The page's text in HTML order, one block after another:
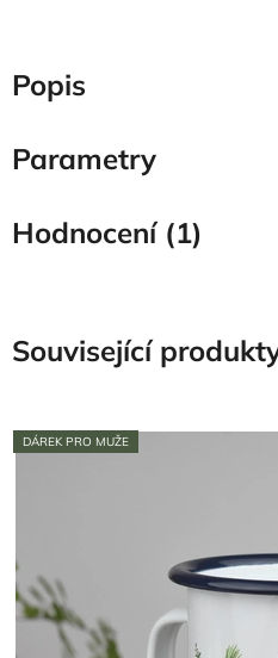
Popis
Parametry
Hodnocení (1)
Související
DÁREK PRO MUŽE